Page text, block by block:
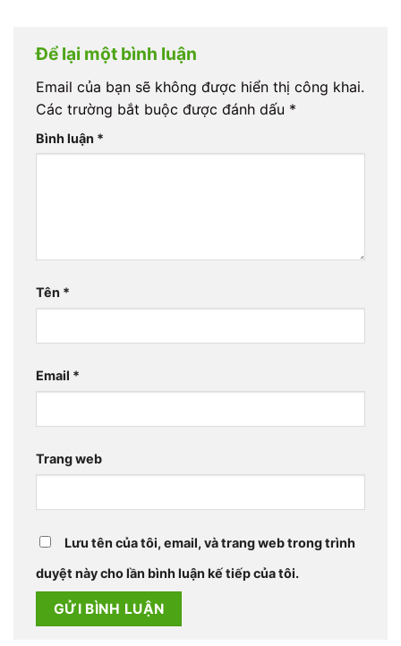
Để lại một bình luận
Email của bạn sẽ không được hiển thị công khai.
Các trường bắt buộc được đánh dấu *
Bình luận *
Tên *
Email *
Trang web
Lưu tên của tôi, email, và trang web trong trình
duyệt này cho lần bình luận kế tiếp của tôi.